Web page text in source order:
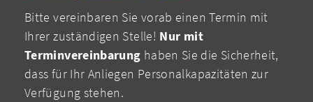
Bitte vereinbaren Sie vorab einen Termin mit
Ihrer zuständigen Stelle! Nur mit
Terminvereinbarung haben Sie die Sicherheit,
dass für Ihr Anliegen Personalkapazitäten zur
Verfügung stehen.